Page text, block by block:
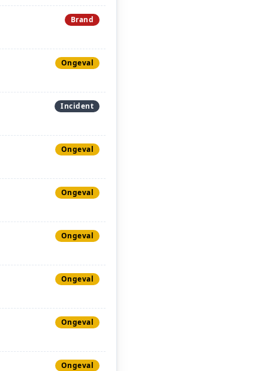
Brand
Ongeval
Incident
Ongeval
Ongeval
Ongeval
Ongeval
Ongeval
Ongeval